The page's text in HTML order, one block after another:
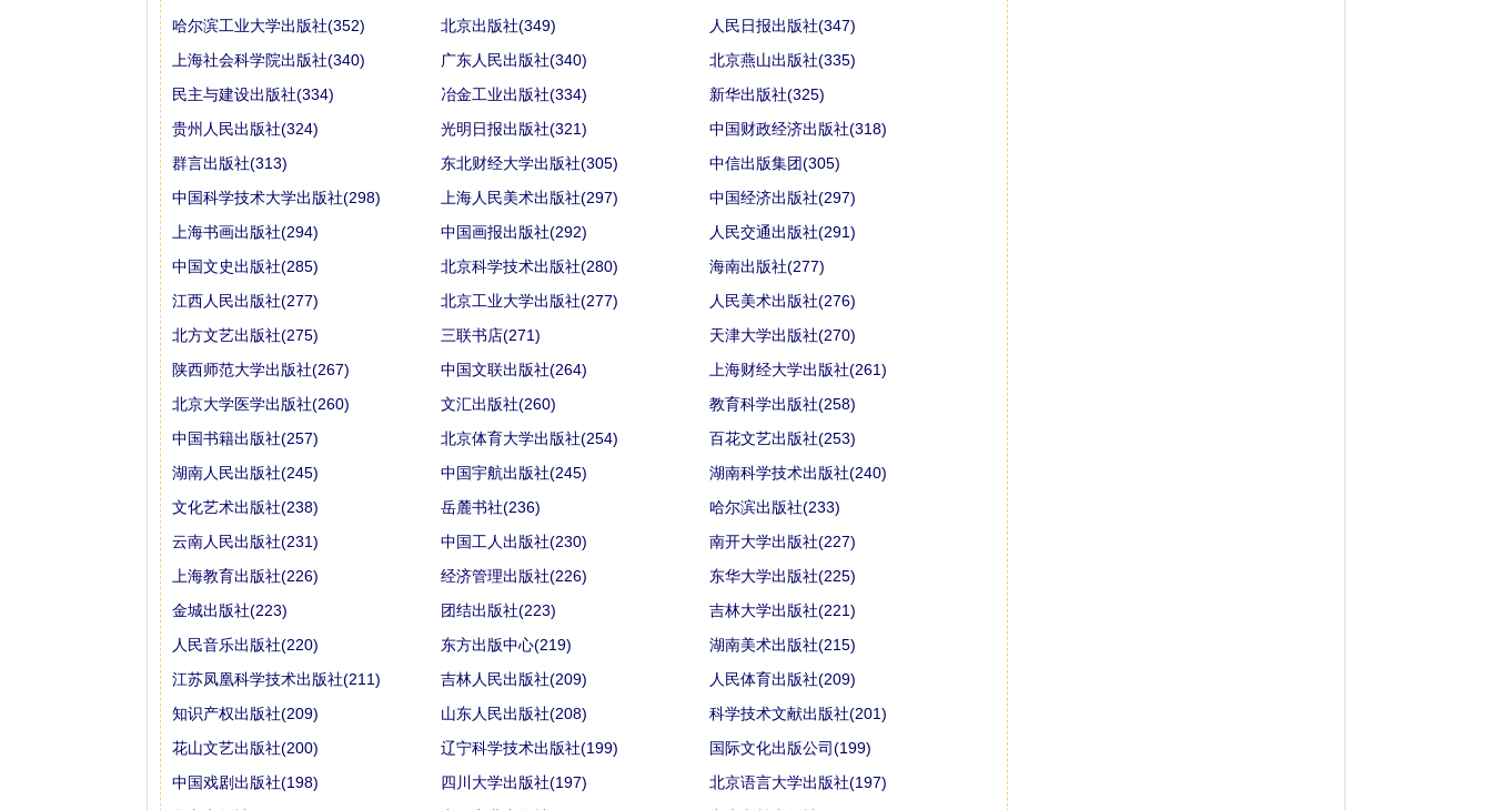
哈尔滨工业大学出版社(352) 北京出版社(349)
人民日报出版社(347)
上海社会科学院出版社(340)
广东人民出版社(340)
北京燕山出版社(335)
民主与建设出版社(334)
冶金工业出版社(334)
新华出版社(325)
贵州人民出版社(324)
光明日报出版社(321)
中国财政经济出版社(318)
群言出版社(313)
东北财经大学出版社(305)
中信出版集团(305)
中国科学技术大学出版社(298)
上海人民美术出版社(297)
中国经济出版社(297)
上海书画出版社(294)
中国画报出版社(292)
人民交通出版社(291)
中国文史出版社(285)
北京科学技术出版社(280)
海南出版社(277)
江西人民出版社(277)
北京工业大学出版社(277)
人民美术出版社(276)
北方文艺出版社(275)
三联书店(271)
天津大学出版社(270)
陕西师范大学出版社(267)
中国文联出版社(264)
上海财经大学出版社(261)
北京大学医学出版社(260)
文汇出版社(260)
教育科学出版社(258)
中国书籍出版社(257)
北京体育大学出版社(254)
百花文艺出版社(253)
湖南人民出版社(245)
中国宇航出版社(245)
湖南科学技术出版社(240)
文化艺术出版社(238)
岳麓书社(236)
哈尔滨出版社(233)
云南人民出版社(231)
中国工人出版社(230)
南开大学出版社(227)
上海教育出版社(226)
经济管理出版社(226)
东华大学出版社(225)
金城出版社(223)
团结出版社(223)
吉林大学出版社(221)
人民音乐出版社(220)
东方出版中心(219)
湖南美术出版社(215)
江苏凤凰科学技术出版社(211)
吉林人民出版社(209)
人民体育出版社(209)
知识产权出版社(209)
山东人民出版社(208)
科学技术文献出版社(201)
花山文艺出版社(200)
辽宁科学技术出版社(199)
国际文化出版公司(199)
中国戏剧出版社(198)
四川大学出版社(197)
北京语言大学出版社(197)